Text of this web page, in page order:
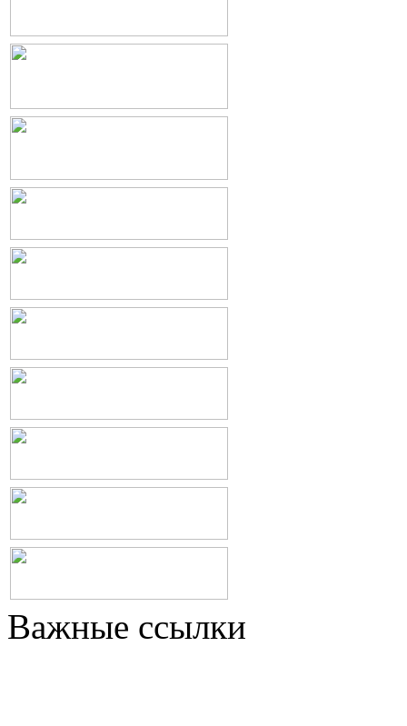
Важные ссылки